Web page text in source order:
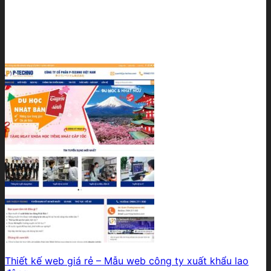
Thiết kế web giá rẻ – Mẫu web công ty xuất khẩu lao